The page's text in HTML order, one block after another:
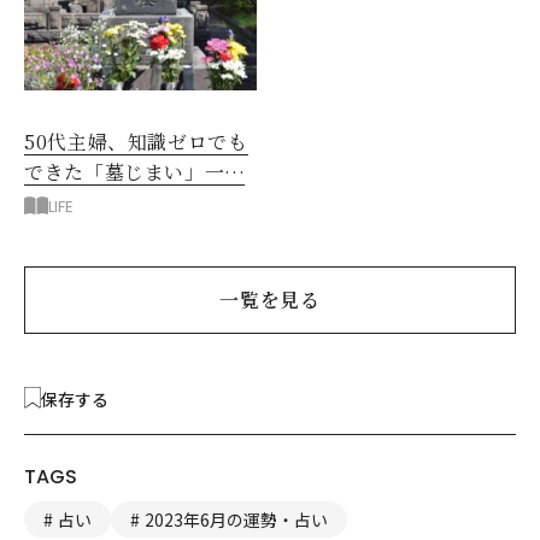
50代主婦、知識ゼロでも
できた「墓じまい」一つ
後悔したのは、ある順
LIFE
一覧を見る
保存する
TAGS
占い 2023年6月の運勢・占い